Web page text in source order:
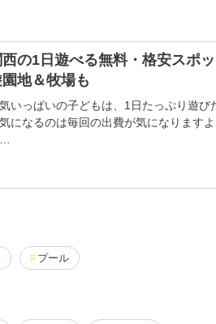
西の1日遊べる無料・格安スポ
地＆牧場も
いっぱいの子どもは、1日たっぷり遊び
になるのは毎回の出費が気になりますよ
プール